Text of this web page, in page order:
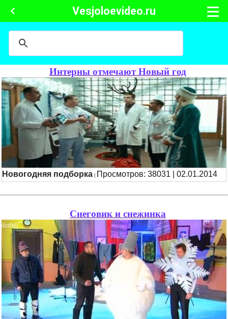
Vesjoloevideo.ru
Интерны отмечают Новый год
Новогодняя подборка Просмотров: 38031 | 02.01.2014
Снеговик и снежинка